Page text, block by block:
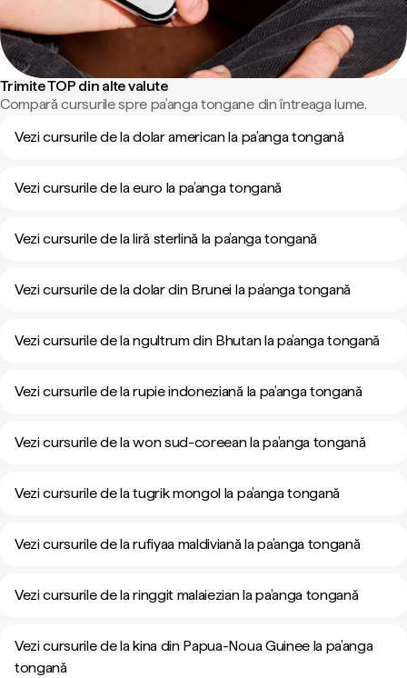
Trimite TOP din alte valute
Compară cursurile spre pa’anga tongane din întreaga lume.
Vezi cursurile de la dolar american la pa’anga tongană
Vezi cursurile de la euro la pa’anga tongană
Vezi cursurile de la liră sterlină la pa’anga tongană
Vezi cursurile de la dolar din Brunei la pa’anga tongană
Vezi cursurile de la ngultrum din Bhutan la pa’anga tongană
Vezi cursurile de la rupie indoneziană la pa’anga tongană
Vezi cursurile de la won sud-coreean la pa’anga tongană
Vezi cursurile de la tugrik mongol la pa’anga tongană
Vezi cursurile de la rufiyaa maldiviană la pa’anga tongană
Vezi cursurile de la ringgit malaiezian la pa’anga tongană
Vezi cursurile de la kina din Papua-Noua Guinee la pa’anga
tongană